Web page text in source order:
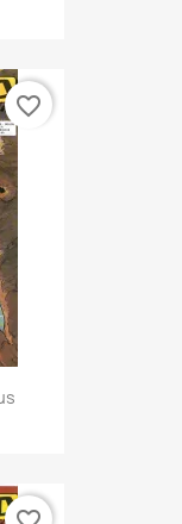
favorite_border